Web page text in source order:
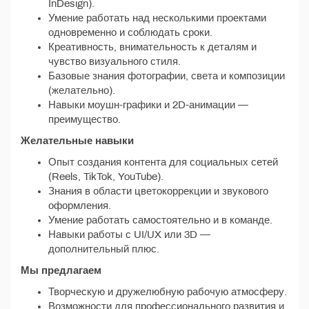
InDesign).
Умение работать над несколькими проектами
одновременно и соблюдать сроки.
Креативность, внимательность к деталям и
чувство визуального стиля.
Базовые знания фотографии, света и композиции
(желательно).
Навыки моушн-графики и 2D-анимации —
преимущество.
Желательные навыки
Опыт создания контента для социальных сетей
(Reels, TikTok, YouTube).
Знания в области цветокоррекции и звукового
оформления.
Умение работать самостоятельно и в команде.
Навыки работы с UI/UX или 3D —
дополнительный плюс.
Мы предлагаем
Творческую и дружелюбную рабочую атмосферу.
Возможности для профессионального развития и